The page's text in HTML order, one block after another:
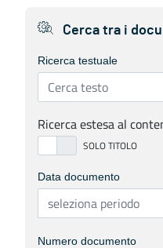
Cerca tra i
Ricerca testuale
Ricerca estesa al
Data documento
Numero documento